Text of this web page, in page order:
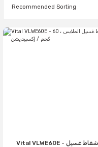
Vital VLWE60E - شفاط غسيل